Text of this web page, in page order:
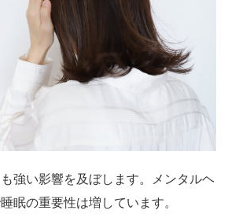
強い影響を及ぼします。メンタルヘ
眠の重要性は増しています。